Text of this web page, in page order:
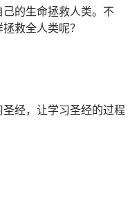
的生命拯救人类。不
救全人类呢？
经，让学习圣经的过程